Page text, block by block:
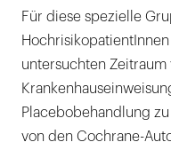
Für diese spezielle
untersuchten Zeitraum
Placebobehandlung
von den Cochrane-